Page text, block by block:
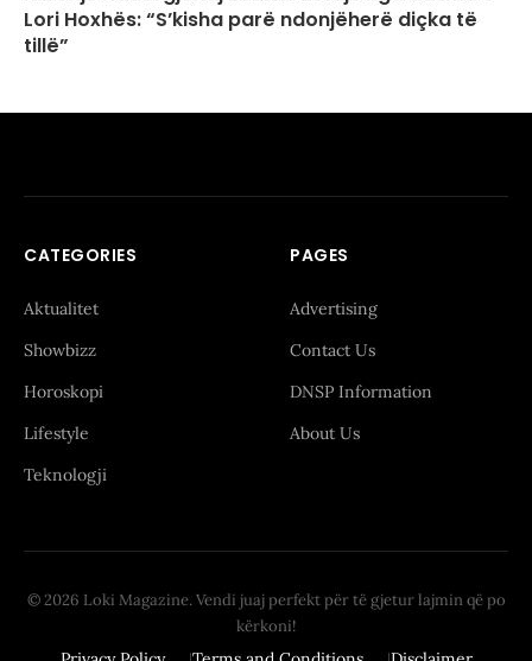
Lori Hoxhës: “S’kisha parë ndonjëherë diçka të
tillë”
CATEGORIES
Aktualitet
Showbizz
Horoskopi
Lifestyle
Teknologji
PAGES
Advertising
Contact Us
DNSP Information
About Us
© 2026 Loki Magazine. Vendi juaj perfekt për të gjetur lajmin që po
kërkoni!